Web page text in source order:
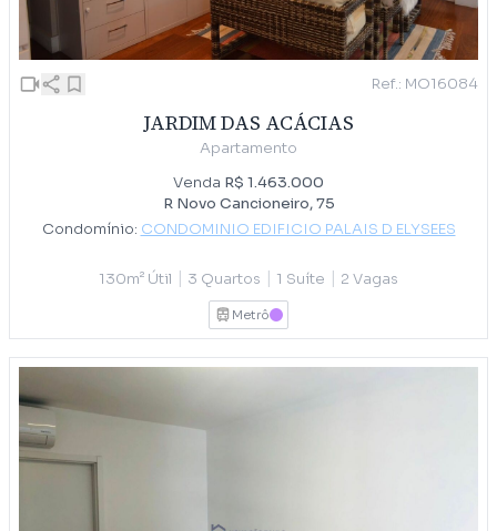
Ref.: MO16084
JARDIM DAS ACÁCIAS
Apartamento
Venda R$ 1.463.000
R Novo Cancioneiro, 75
Condomínio: CONDOMINIO EDIFICIO PALAIS D ELYSEES
130m² Útil | 3 Quartos | 1 Suíte | 2 Vagas
Metrô LILAS